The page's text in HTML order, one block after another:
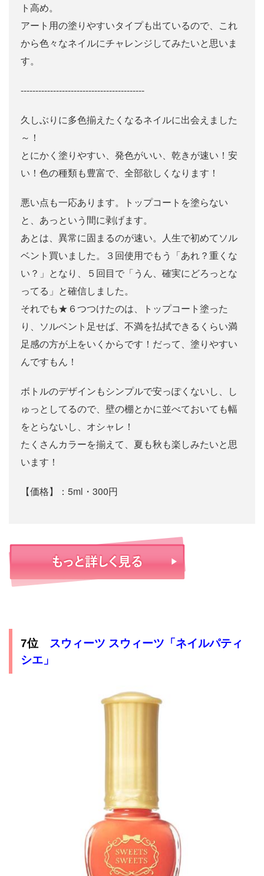
ト高め。
アート用の塗りやすいタイプも出ているので、これ
から色々なネイルにチャレンジしてみたいと思いま
す。
------------------------------------------
久しぶりに多色揃えたくなるネイルに出会えました
～！
とにかく塗りやすい、発色がいい、乾きが速い！安
い！色の種類も豊富で、全部欲しくなります！
悪い点も一応あります。トップコートを塗らない
と、あっという間に剥げます。
あとは、異常に固まるのが速い。人生で初めてソル
ベント買いました。３回使用でもう「あれ？重くな
い？」となり、５回目で「うん、確実にどろっとな
ってる」と確信しました。
それでも★６つつけたのは、トップコート塗った
り、ソルベント足せば、不満を払拭できるくらい満
足感の方が上をいくからです！だって、塗りやすい
んですもん！
ボトルのデザインもシンプルで安っぽくないし、し
ゅっとしてるので、壁の棚とかに並べておいても幅
をとらないし、オシャレ！
たくさんカラーを揃えて、夏も秋も楽しみたいと思
います！
【価格】：5ml・300円
7位 スウィーツ スウィーツ「ネイルパティ
シエ」